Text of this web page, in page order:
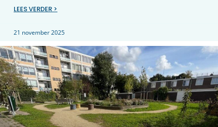
LEES VERDER >
21 november 2025